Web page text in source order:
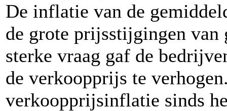
De inflatie van de
de grote prijsstijgingen van
sterke vraag gaf de
de verkoopprijs te
verkoopprijsinflatie sinds